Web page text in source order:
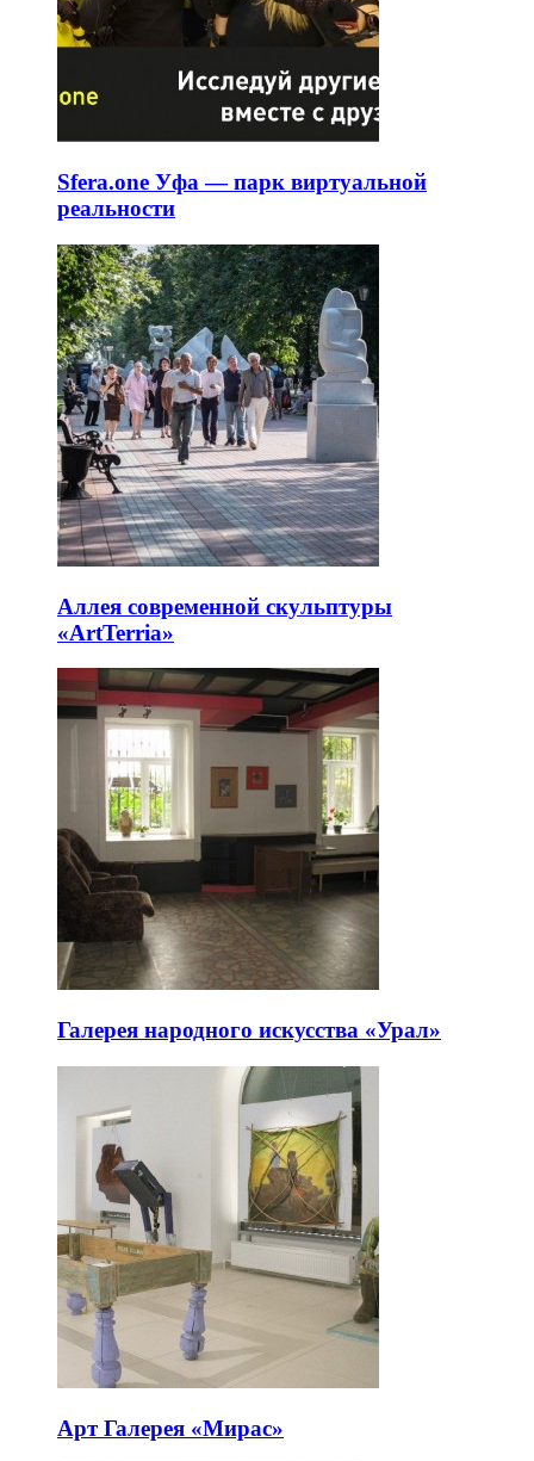
Sfera.one Уфа — парк виртуальной
реальности
Аллея современной скульптуры
«ArtTerria»
Галерея народного искусства «Урал»
Арт Галерея «Мирас»